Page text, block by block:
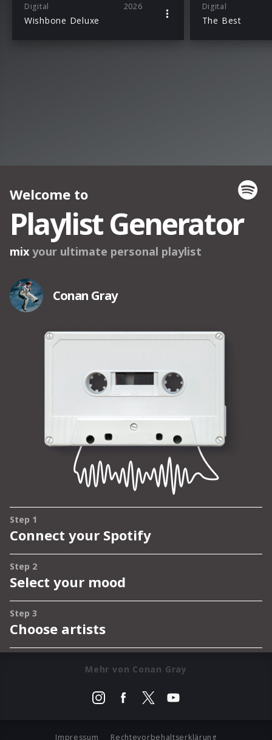
Digital 2026
Wishbone Deluxe
Digital
The Best
Mehr von Conan Gray
Impressum Rechtevorbehaltserklärung